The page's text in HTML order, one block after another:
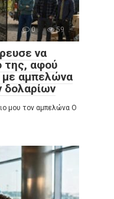
0 59
να
της, αφού
με αμπελώνα
δολαρίων
μου τον αμπελώνα Ο